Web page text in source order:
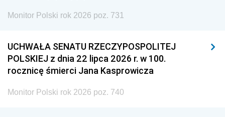
Monitor Polski rok 2026 poz. 731
UCHWAŁA SENATU RZECZYPOSPOLITEJ
POLSKIEJ z dnia 22 lipca 2026 r. w 100.
rocznicę śmierci Jana Kasprowicza
Monitor Polski rok 2026 poz. 740